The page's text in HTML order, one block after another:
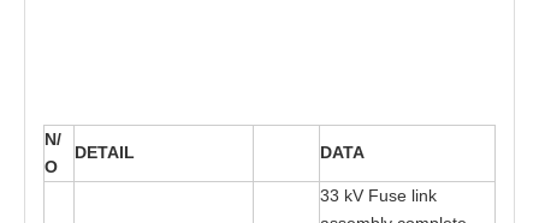
N/
O
DETAIL DATA
33 kV Fuse link